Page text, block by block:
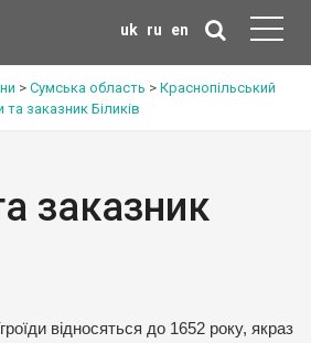
uk ru en
> Сумська область > Краснопільський
та заказник Біликів
заказник
відносяться до 1652 року, якраз